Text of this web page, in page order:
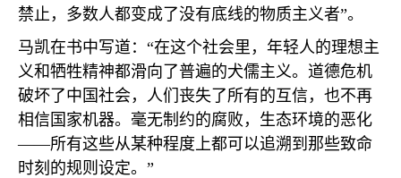
禁止，多数人都变成了没有底线的物质主义者”。
马凯在书中写道：“在这个社会里，年轻人的理想主
义和牺牲精神都滑向了普遍的犬儒主义。道德危机
破坏了中国社会，人们丧失了所有的互信，也不再
相信国家机器。毫无制约的腐败，生态环境的恶化
——所有这些从某种程度上都可以追溯到那些致命
时刻的规则设定。”